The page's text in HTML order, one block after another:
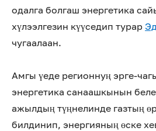
одалга болгаш энергетика
хүлээлгезин күүседип турар
чугаалаан.
Амгы үеде регионнуң эрге-
энергетика санаашкынын
ажылдың түңнелинде газтың
билдинип, энергияның өске